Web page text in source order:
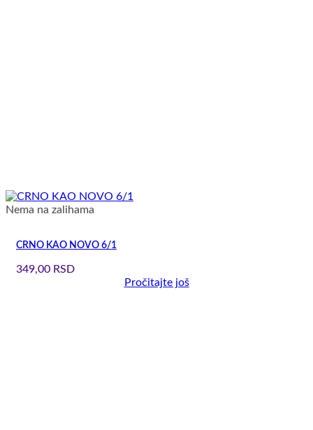
Nema na zalihama
CRNO KAO NOVO 6/1
349,00 RSD
Pročitajte još